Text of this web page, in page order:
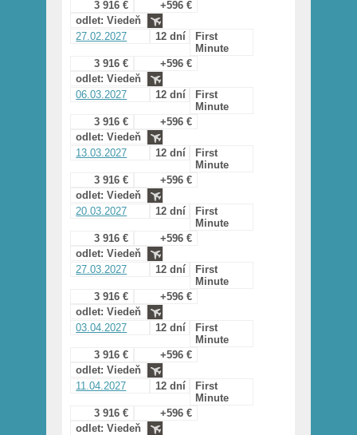
3 916 €
+596 €
odlet: Viedeň
27.02.2027
12 dní
First
Minute
3 916 €
+596 €
odlet: Viedeň
06.03.2027
12 dní
First
Minute
3 916 €
+596 €
odlet: Viedeň
13.03.2027
12 dní
First
Minute
3 916 €
+596 €
odlet: Viedeň
20.03.2027
12 dní
First
Minute
3 916 €
+596 €
odlet: Viedeň
27.03.2027
12 dní
First
Minute
3 916 €
+596 €
odlet: Viedeň
03.04.2027
12 dní
First
Minute
3 916 €
+596 €
odlet: Viedeň
11.04.2027
12 dní
First
Minute
3 916 €
+596 €
odlet: Viedeň